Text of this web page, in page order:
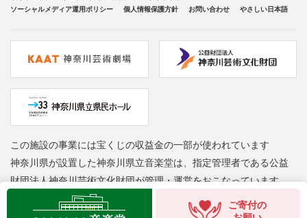
ご寄付の
ソーシャルメディア運用ポリシー
個人情報保護方針 お問い合わせ やさしい日本語
この施設の事業には宝くじの収益金の一部が使われています
神奈川県が設置した神奈川県立音楽堂は、指定管理者である公益
財団法人神奈川芸術文化財団が管理・運営をおこなっています
Copyright © Kanagawa Arts Foundation. All rights reserved.